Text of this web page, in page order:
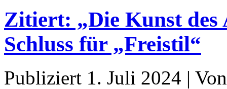
Zitiert: „Die Kunst des
Schluss für „Freistil“
Publiziert 1. Juli 2024 | Von